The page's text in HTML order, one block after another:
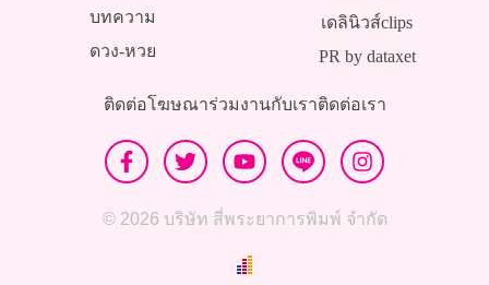
บทความ
ดวง-หวย
เดลินิวส์clips
PR by dataxet
ติดต่อโฆษณาร่วมงานกับเราติดต่อเรา
© 2026 บริษัท สี่พระยาการพิมพ์ จำกัด